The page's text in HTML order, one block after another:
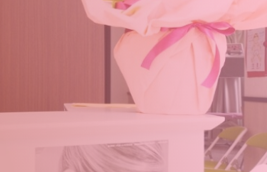
ピアス
脱毛（ライトシュアデュ
エット）
ゼオスキンヘルス